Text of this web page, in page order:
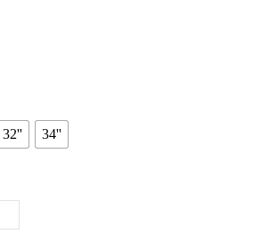
32'' 34''